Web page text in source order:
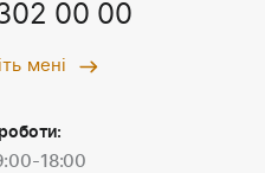
00 00
мені
18:00